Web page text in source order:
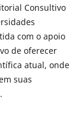
Consultivo
com o apoio
de oferecer
atual, onde
suas